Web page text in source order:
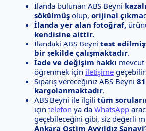
İlanda bulunan ABS Beyni
sökülmüş olup, orijinal çıkma
İlanda yer alan fotoğraf,
kendisine aittir.
İlandaki ABS Beyni test
bir şekilde çalışmaktadır.
İade ve değişim hakkı mevcut
öğrenmek için iletişime
Sipariş vereceğiniz ABS Beyni
kargolanmaktadır.
ABS Beyni ile ilgili tüm
için telefon ya da WhatsApp
geçebileceğini gibi, siz değerli
Ankara Ostim Ayyıldız